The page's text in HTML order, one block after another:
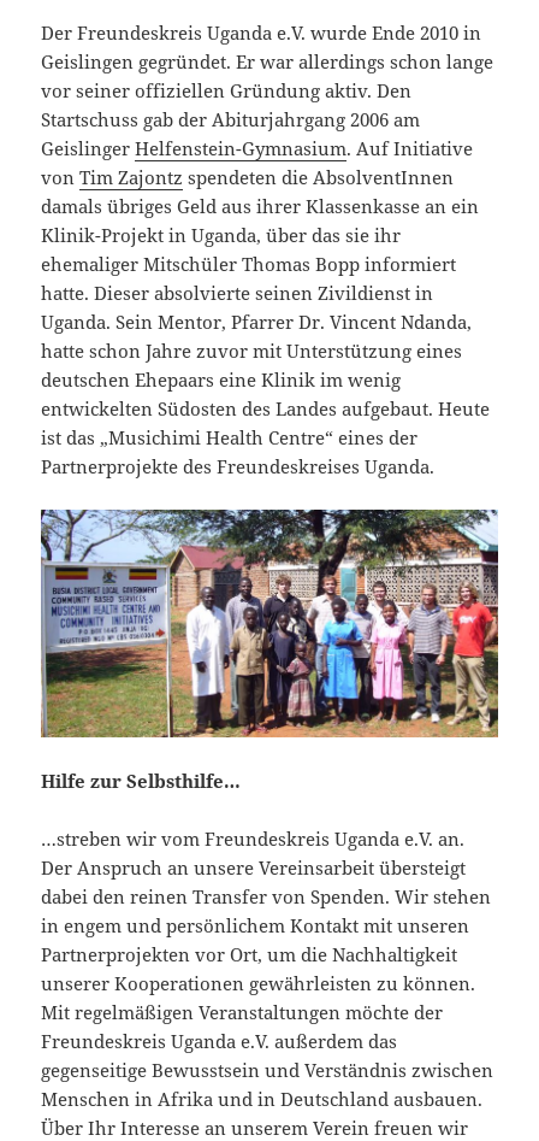
Der Freundeskreis Uganda e.V. wurde Ende 2010 in
Geislingen gegründet. Er war allerdings schon lange
vor seiner offiziellen Gründung aktiv. Den
Startschuss gab der Abiturjahrgang 2006 am
GeislingerHelfenstein-Gymnasium. Auf Initiative
vonTim Zajontz spendeten die AbsolventInnen
damals übriges Geld aus ihrer Klassenkasse an ein
Klinik-Projekt in Uganda, über das sie ihr
ehemaliger Mitschüler Thomas Bopp informiert
hatte. Dieser absolvierte seinen Zivildienst in
Uganda. Sein Mentor, Pfarrer Dr. Vincent Ndanda,
hatte schon Jahre zuvor mit Unterstützung eines
deutschen Ehepaars eine Klinik im wenig
entwickelten Südosten des Landes aufgebaut. Heute
ist das „Musichimi Health Centre“ eines der
Partnerprojekte des Freundeskreises Uganda.
Hilfe zur Selbsthilfe…
…streben wir vom Freundeskreis Uganda e.V. an.
Der Anspruch an unsere Vereinsarbeit übersteigt
dabei den reinen Transfer von Spenden. Wir stehen
in engem und persönlichem Kontakt mit unseren
Partnerprojekten vor Ort, um die Nachhaltigkeit
unserer Kooperationen gewährleisten zu können.
Mit regelmäßigen Veranstaltungen möchte der
Freundeskreis Uganda e.V. außerdem das
gegenseitige Bewusstsein und Verständnis zwischen
Menschen in Afrika und in Deutschland ausbauen.
Über Ihr Interesse an unserem Verein freuen wir